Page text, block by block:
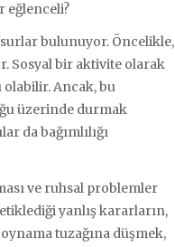
eğlenceli?
bulunuyor. Öncelikle,
Sosyal bir aktivite olarak
Ancak, bu
üzerinde durmak
da bağımlılığı
ve ruhsal problemler
yanlış kararların,
tuzağına düşmek,